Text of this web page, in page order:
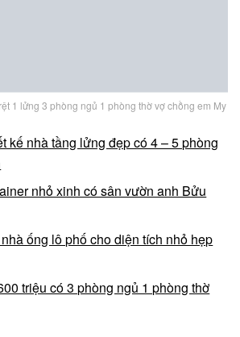
1 lửng 3 phòng ngủ 1 phòng thờ vợ chồng em My
kế nhà tầng lửng đẹp có 4 – 5 phòng
nhỏ xinh có sân vườn anh Bửu
ống lô phố cho diện tích nhỏ hẹp
triệu có 3 phòng ngủ 1 phòng thờ